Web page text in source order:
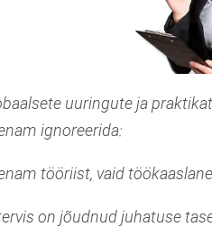
uuringute ja
ignoreerida:
tööriist, vaid töökaaslane
on jõudnud juhatuse